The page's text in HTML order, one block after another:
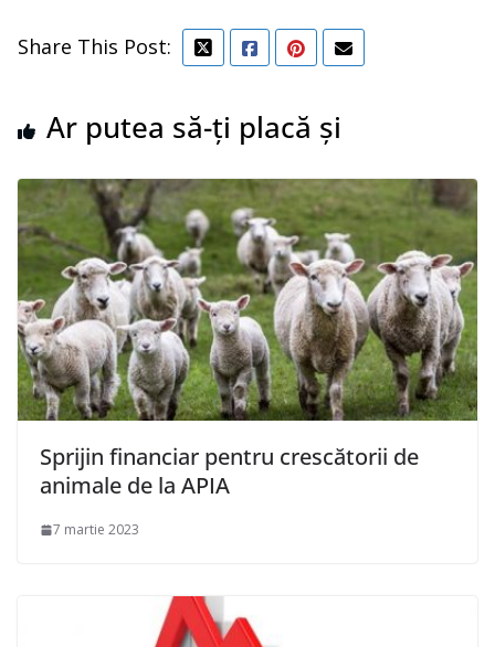
Share This Post:
Ar putea să-ți placă și
Sprijin financiar pentru crescătorii de
animale de la APIA
7 martie 2023